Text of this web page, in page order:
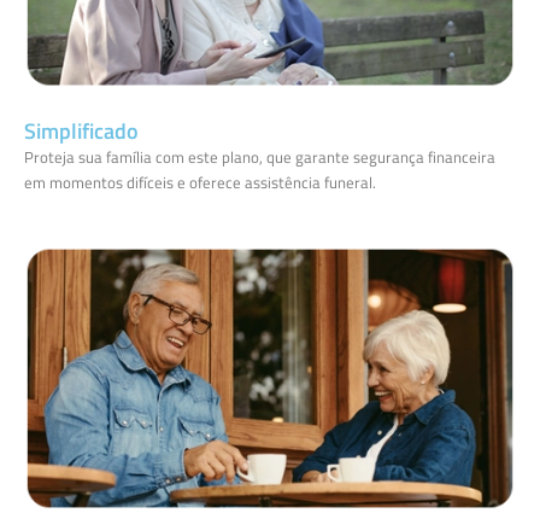
Simplificado
Proteja sua família com este plano, que garante segurança financeira
em momentos difíceis e oferece assistência funeral.